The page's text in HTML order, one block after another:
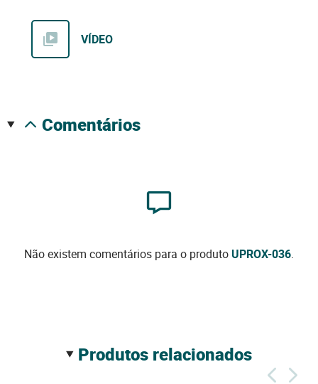
VÍDEO
comentários
Não existem comentários para o produtoUPROX-036.
produtos relacionados